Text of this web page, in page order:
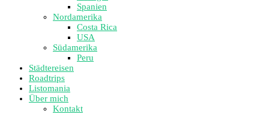
Spanien
Nordamerika
Costa Rica
USA
Südamerika
Peru
Städtereisen
Roadtrips
Listomania
Über mich
Kontakt